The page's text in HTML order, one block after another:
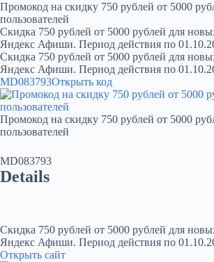
Промокод на скидку 750 рублей от 5000
пользователей
Скидка 750 рублей от 5000 рублей для
Яндекс Афиши. Период действия по
Скидка 750 рублей от 5000 рублей для
Яндекс Афиши. Период действия по
MD083793Открыть код
Промокод на скидку 750 рублей от 5000
пользователей
MD083793
Details
Скидка 750 рублей от 5000 рублей для
Яндекс Афиши. Период действия по
Открыть сайт